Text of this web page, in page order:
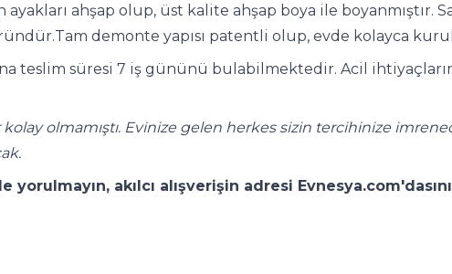
ahşap olup, üst kalite ahşap boya ile boyanmıştır.
demonte yapısı patentli olup, evde kolayca
teslim süresi 7 iş gününü bulabilmektedir. Acil
olmamıştı. Evinize gelen herkes sizin tercihinize
akılcı alışverişin adresi